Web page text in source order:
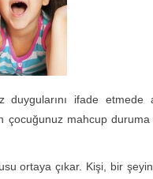
ifade etmede
çocuğunuz mahcup
ortaya çıkar. Kişi, bir